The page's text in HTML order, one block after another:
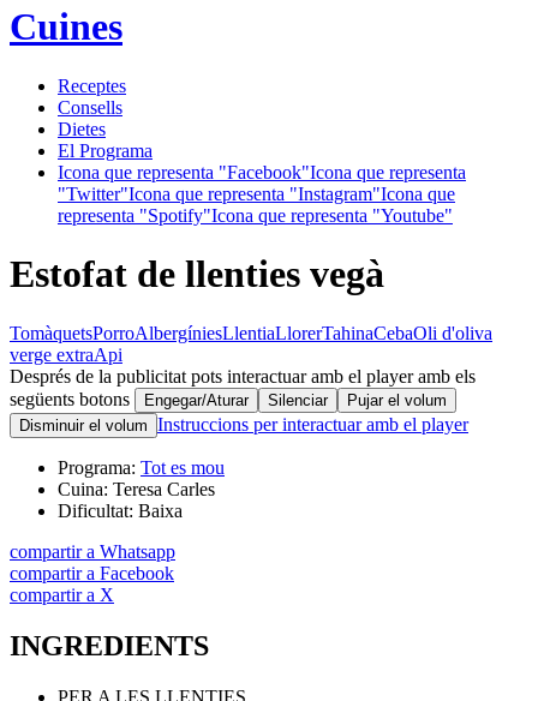
Cuines
Receptes
Consells
Dietes
El Programa
Icona que representa "Facebook"Icona que representa
"Twitter"Icona que representa "Instagram"Icona que
representa "Spotify"Icona que representa "Youtube"
Estofat de llenties vegà
TomàquetsPorroAlbergíniesLlentiaLlorerTahinaCebaOli d'oliva
verge extraApi
Després de la publicitat pots interactuar amb el player amb els
següents botons
Engegar/Aturar Silenciar
Pujar el volum
Disminuir el volum Instruccions per interactuar amb el player
Programa: Tot es mou
Cuina: Teresa Carles
Dificultat: Baixa
compartir a Whatsapp
compartir a Facebook
compartir a X
INGREDIENTS
PER A LES LLENTIES